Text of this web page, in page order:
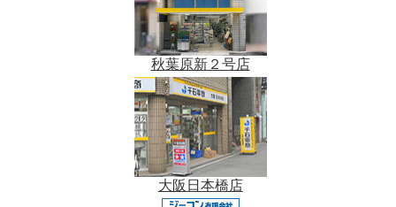
秋葉原新２号店
大阪日本橋店